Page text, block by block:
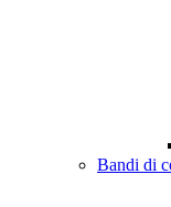
Bandi di